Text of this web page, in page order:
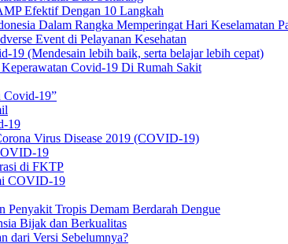
Efektif Dengan 10 Langkah
Dalam Rangka Memperingat Hari Keselamatan
Event di Pelayanan Kesehatan
19 (Mendesain lebih baik, serta belajar lebih cepat)
Covid-19 Di Rumah Sakit
Covid-19”
19
Virus Disease 2019 (COVID-19)
19
di FKTP
COVID-19
Penyakit Tropis Demam Berdarah Dengue
Bijak dan Berkualitas
dari Versi Sebelumnya?